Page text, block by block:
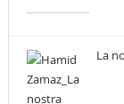
La